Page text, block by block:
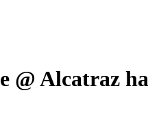
@ Alcatraz